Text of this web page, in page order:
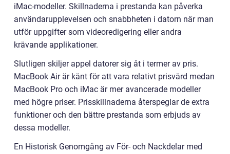
iMac-modeller. Skillnaderna i prestanda kan påverka
användarupplevelsen och snabbheten i datorn när man
utför uppgifter som videoredigering eller andra
krävande applikationer.
Slutligen skiljer appel datorer sig åt i termer av pris.
MacBook Air är känt för att vara relativt prisvärd medan
MacBook Pro och iMac är mer avancerade modeller
med högre priser. Prisskillnaderna återspeglar de extra
funktioner och den bättre prestanda som erbjuds av
dessa modeller.
En Historisk Genomgång av För- och Nackdelar med